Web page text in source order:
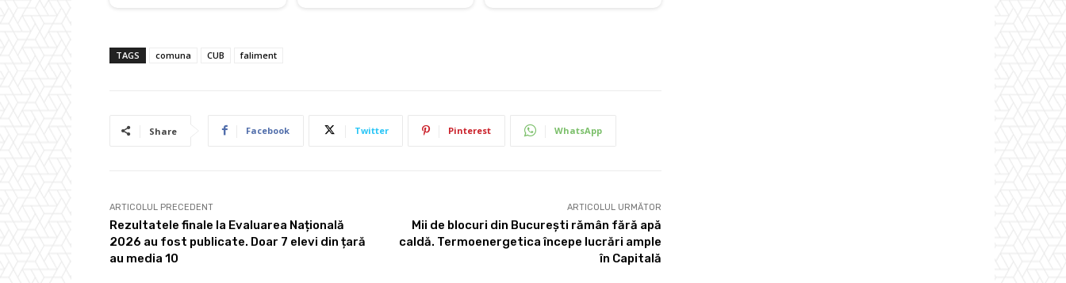
TAGS comuna CUB faliment
Share Facebook Twitter Pinterest WhatsApp
ARTICOLUL PRECEDENT
Rezultatele finale la Evaluarea Națională
2026 au fost publicate. Doar 7 elevi din țară
au media 10
ARTICOLUL URMĂTOR
Mii de blocuri din București rămân fără apă
caldă. Termoenergetica începe lucrări ample
în Capitală